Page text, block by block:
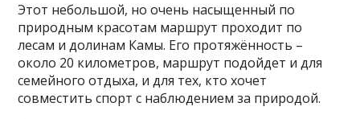
Этот небольшой, но очень насыщенный по
природным красотам маршрут проходит по
лесам и долинам Камы. Его протяжённость –
около 20 километров, маршрут подойдет и для
семейного отдыха, и для тех, кто хочет
совместить спорт с наблюдением за природой.